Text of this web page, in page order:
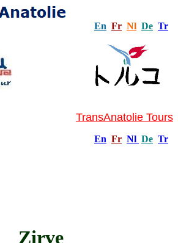
En Fr Nl De Tr
TransAnatolie Tours
En Fr Nl De Tr
Zirve